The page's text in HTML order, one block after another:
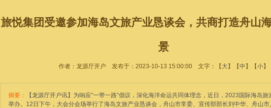
旅悦集团受邀参加海岛文旅产业恳谈会，共商打造舟山
景
作者：龙源厅开户 发布于：2023-10-13 15:00:00 文字：【 大】【中 】【小】
摘要：
【龙源厅开户讯】为响应“一带一路”倡议，深化海洋命运共同体理念，近日，2023国际海岛
举办。12日下午，大会分会场举行了海岛文旅产业恳谈会，舟山市常委、宣传部部长刘中华、舟山